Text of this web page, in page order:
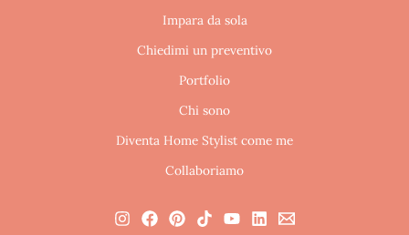
Impara da sola
Chiedimi un preventivo
Portfolio
Chi sono
Diventa Home Stylist come me
Collaboriamo